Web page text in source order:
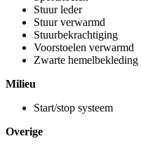
Stuur leder
Stuur verwarmd
Stuurbekrachtiging
Voorstoelen verwarmd
Zwarte hemelbekleding
Milieu
Start/stop systeem
Overige